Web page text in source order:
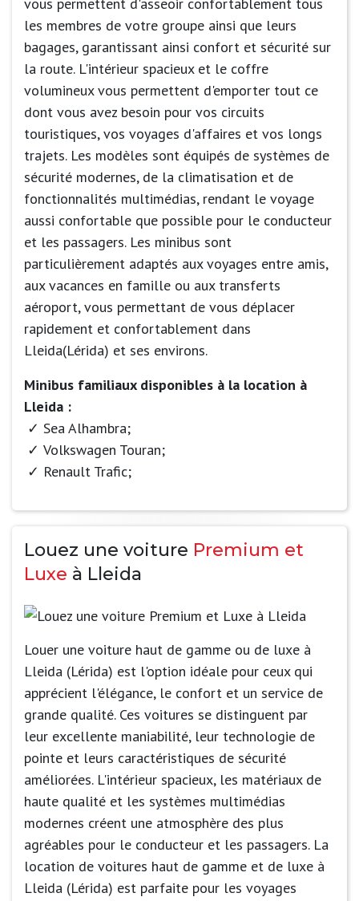
les membres de votre groupe ainsi que leurs
bagages, garantissant ainsi confort et sécurité sur
la route. L'intérieur spacieux et le coffre
volumineux vous permettent d'emporter tout ce
dont vous avez besoin pour vos circuits
touristiques, vos voyages d'affaires et vos longs
trajets. Les modèles sont équipés de systèmes de
sécurité modernes, de la climatisation et de
fonctionnalités multimédias, rendant le voyage
aussi confortable que possible pour le conducteur
et les passagers. Les minibus sont
particulièrement adaptés aux voyages entre amis,
aux vacances en famille ou aux transferts
aéroport, vous permettant de vous déplacer
rapidement et confortablement dans
Lleida(Lérida) et ses environs.
Minibus familiaux disponibles à la location à
Lleida :
Sea Alhambra;
Volkswagen Touran;
Renault Trafic;
Louez une voiture Premium et
Luxe à Lleida
Louer une voiture haut de gamme ou de luxe à
Lleida (Lérida) est l'option idéale pour ceux qui
apprécient l'élégance, le confort et un service de
grande qualité. Ces voitures se distinguent par
leur excellente maniabilité, leur technologie de
pointe et leurs caractéristiques de sécurité
améliorées. L'intérieur spacieux, les matériaux de
haute qualité et les systèmes multimédias
modernes créent une atmosphère des plus
agréables pour le conducteur et les passagers. La
location de voitures haut de gamme et de luxe à
Lleida (Lérida) est parfaite pour les voyages